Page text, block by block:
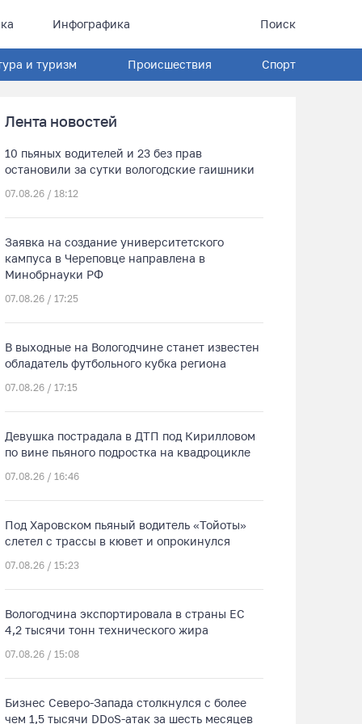
Инфографика Поиск
и туризм Происшествия Спорт
Вологодский автобус украсил портрет мецената Христофора Леденцова
Лента новостей
10 пьяных водителей и 23 без прав
остановили за сутки вологодские гаишники
07.08.26 / 18:12
Заявка на создание университетского
кампуса в Череповце направлена в
Минобрнауки РФ
07.08.26 / 17:25
В выходные на Вологодчине станет известен
обладатель футбольного кубка региона
07.08.26 / 17:15
Девушка пострадала в ДТП под Кирилловом
по вине пьяного подростка на квадроцикле
07.08.26 / 16:46
Под Харовском пьяный водитель «Тойоты»
слетел с трассы в кювет и опрокинулся
07.08.26 / 15:23
Вологодчина экспортировала в страны ЕС
4,2 тысячи тонн технического жира
07.08.26 / 15:08
Бизнес Северо-Запада столкнулся с более
чем 1,5 тысячи DDoS-атак за шесть месяцев